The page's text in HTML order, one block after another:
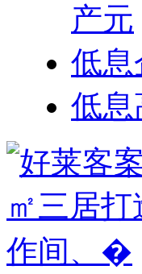
产元
低息
低息